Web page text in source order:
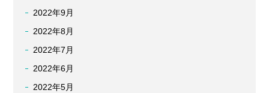
2022年9月
2022年8月
2022年7月
2022年6月
2022年5月